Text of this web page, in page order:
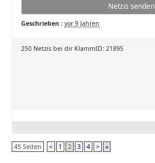
Netzis senden
Geschrieben : vor 9 Jahren
250 Netzis bei dir KlammID: 21895
45 Seiten < 1 2 3 4 > »